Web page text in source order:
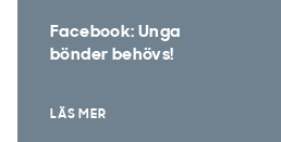
Facebook: Unga
bönder behövs!
LÄS MER